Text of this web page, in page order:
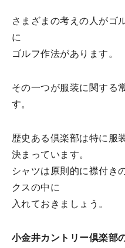
さまざまの考えの人がゴ
に
ゴルフ作法があります。
その一つが服装に関する
す。
歴史ある倶楽部は特に服
決まっています。
シャツは原則的に襟付き
クスの中に
入れておきましょう。
小金井カントリー倶楽部